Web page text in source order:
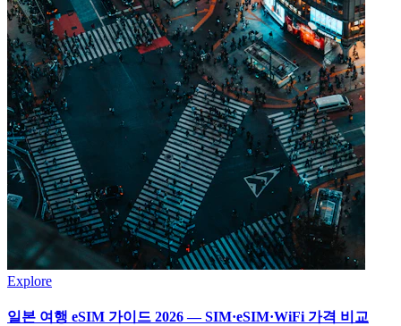
Explore
일본 여행 eSIM 가이드 2026 — SIM·eSIM·WiFi 가격 비교